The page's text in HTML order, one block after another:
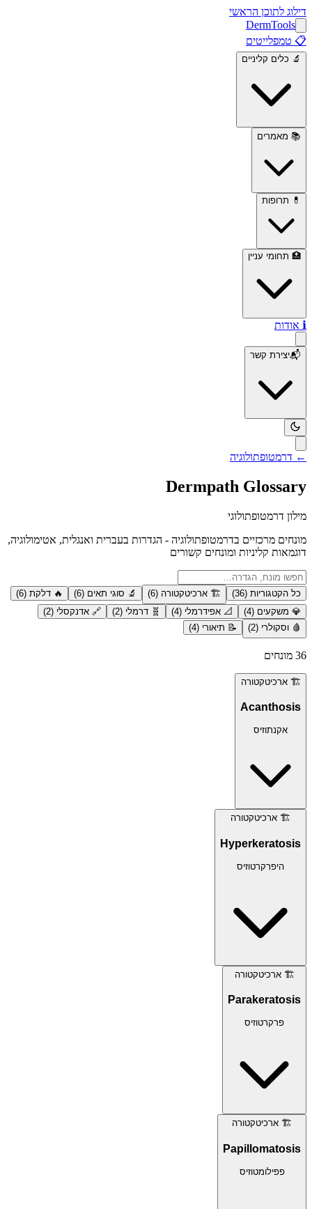
דילוג לתוכן הראשי
DermTools
📋 טמפלייטים
🔬 כלים קליניים
📚 מאמרים
💊 תרופות
🏥 תחומי עניין
ℹ️ אודות
📬יצירת קשר
← דרמטופתולוגיה
Dermpath Glossary
מילון דרמטופתולוגי
מונחים מרכזיים בדרמטופתולוגיה - הגדרות בעברית ואנגלית, אטימולוגיה,
דוגמאות קליניות ומונחים קשורים
כל הקטגוריות (36
)
🏗️ ארכיטקטורה (
6
)
🔬 סוגי תאים (
6
)
🔥 דלקת (
6
)
💎 משקעים (
4
)
📐 אפידרמלי (
4
)
🧬 דרמלי (
2
)
🔗 אדנקסלי (
2
)
🩸 וסקולרי (
2
)
📝 תיאורי (
4
)
36 מונחים
🏗️ ארכיטקטורה
Acanthosis
אקנתוזיס
🏗️ ארכיטקטורה
Hyperkeratosis
היפרקרטוזיס
🏗️ ארכיטקטורה
Parakeratosis
פרקרטוזיס
🏗️ ארכיטקטורה
Papillomatosis
פפילומטוזיס